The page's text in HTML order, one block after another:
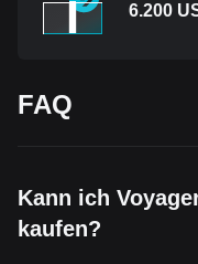
6.200
FAQ
Kann ich
kaufen?